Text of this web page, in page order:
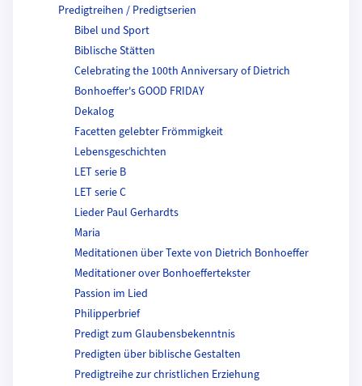
Predigtreihen / Predigtserien
Bibel und Sport
Biblische Stätten
Celebrating the 100th Anniversary of Dietrich
Bonhoeffer's GOOD FRIDAY
Dekalog
Facetten gelebter Frömmigkeit
Lebensgeschichten
LET serie B
LET serie C
Lieder Paul Gerhardts
Maria
Meditationen über Texte von Dietrich Bonhoeffer
Meditationer over Bonhoeffertekster
Passion im Lied
Philipperbrief
Predigt zum Glaubensbekenntnis
Predigten über biblische Gestalten
Predigtreihe zur christlichen Erziehung